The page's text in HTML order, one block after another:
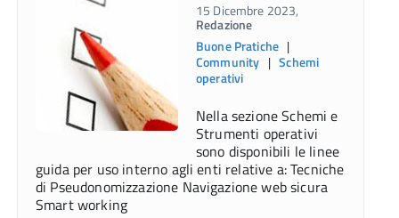
15 Dicembre 2023,
Redazione
Buone Pratiche|
Community |Schemi
operativi
Nella sezione Schemi e
Strumenti operativi
sono disponibili le linee
guida per uso interno agli enti relative a: Tecniche
di Pseudonomizzazione Navigazione web sicura
Smart working